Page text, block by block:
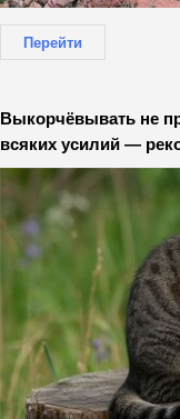
Перейти
Выкорчёвывать не
всяких усилий —